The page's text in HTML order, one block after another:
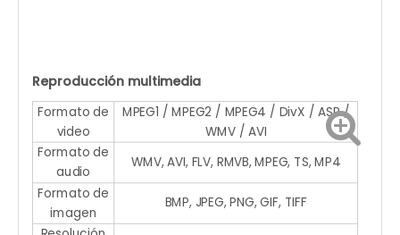
Reproducción multimedia
Formato de
video
MPEG1 / MPEG2 / MPEG4 / DivX / ASP /
WMV / AVI
Formato de
audio
WMV, AVI, FLV, RMVB, MPEG, TS, MP4
Formato de
imagen
BMP, JPEG, PNG, GIF, TIFF